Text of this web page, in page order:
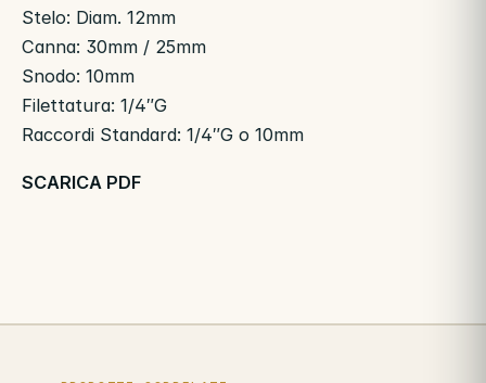
Stelo: Diam. 12mm
Canna: 30mm / 25mm
Snodo: 10mm
Filettatura: 1/4″G
Raccordi Standard: 1/4″G o 10mm
SCARICA PDF